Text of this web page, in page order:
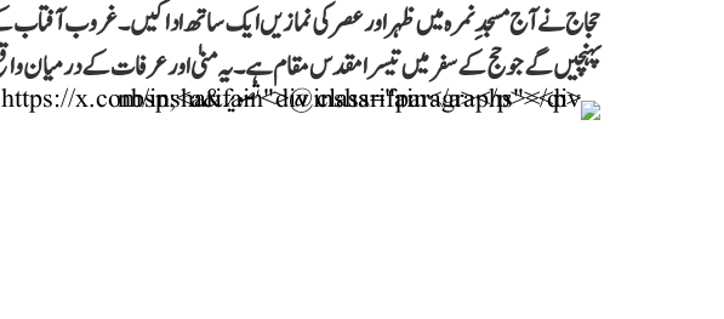
حجاج نے آج مسجدِ نمرہ میں ظہر اور عصر کی نمازیں ایک ساتھ ادا کیں۔ غروب آفتاب
پہنچیں گے جو حج کے سفر میں تیسرا مقدس مقام ہے۔ یہ منیٰ اور عرفات کے درمیان